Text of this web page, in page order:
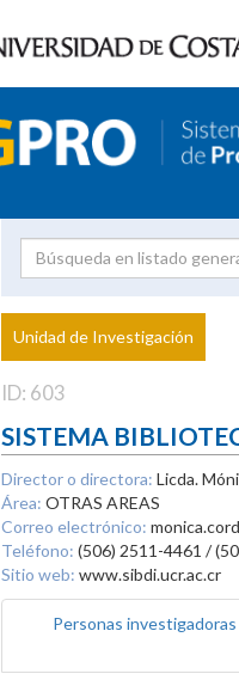
Proyecto
Unidad de Investigación
ID: 603
SISTEMA
Director o directora: Licda.
Área: OTRAS AREAS
Correo electrónico:
Teléfono: (506) 2511-4461 /
Sitio web: www.sibdi.ucr.ac.cr
Personas investigadoras